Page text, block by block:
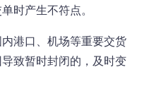
时产生不符点。
港口、机场等重要交货
致暂时封闭的，及时变